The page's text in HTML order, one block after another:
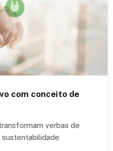
com conceito de
verbas de